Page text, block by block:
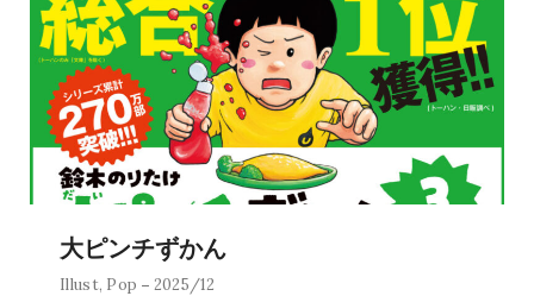
大ピンチずかん
Illust, Pop 2025/12